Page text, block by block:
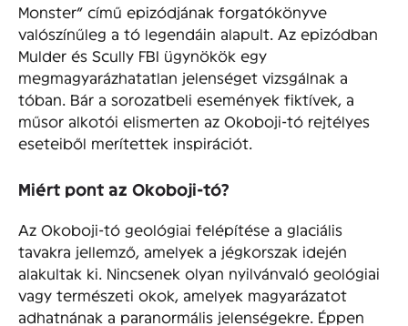
Monster” című epizódjának forgatókönyve
valószínűleg a tó legendáin alapult. Az epizódban
Mulder és Scully FBI ügynökök egy
megmagyarázhatatlan jelenséget vizsgálnak a
tóban. Bár a sorozatbeli események fiktívek, a
műsor alkotói elismerten az Okoboji-tó rejtélyes
eseteiből merítettek inspirációt.
Miért pont az Okoboji-tó?
Az Okoboji-tó geológiai felépítése a glaciális
tavakra jellemző, amelyek a jégkorszak idején
alakultak ki. Nincsenek olyan nyilvánvaló geológiai
vagy természeti okok, amelyek magyarázatot
adhatnának a paranormális jelenségekre. Éppen